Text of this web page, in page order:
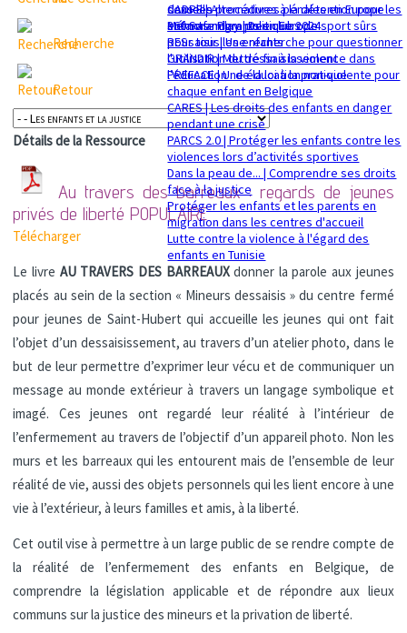
sexuelle
Mémorandum politique 2024
dans les procédures pénales en Europe
360 Safe Play | Des clubs de sport sûrs
pour tous les enfants
GRANDIR | Mettre fin à la violence dans
l’éducation : de la loi à la pratique
CADRE | Alternatives à la détention pour les
enfants migrants en Europe
RESsaisir | Une recherche pour questionner
l'utilisation du déssaisissement
PREFACE | Une éducation non-violente pour
chaque enfant en Belgique
CARES | Les droits des enfants en danger
pendant une crise
PARCS 2.0 | Protéger les enfants contre les
violences lors d’activités sportives
Dans la peau de... | Comprendre ses droits
face à la justice
Protéger les enfants et les parents en
migration dans les centres d'accueil
Lutte contre la violence à l'égard des
enfants en Tunisie
Recherche
Retour
Détails de la Ressource
Au travers des barreaux : regards de jeunes
privés de libertéPOPULAIRE
Télécharger
Le livre AU TRAVERS DES BARREAUXdonner la parole aux jeunes
placés au sein de la section « Mineurs dessaisis » du centre fermé
pour jeunes de Saint-Hubert qui accueille les jeunes qui ont fait
l’objet d’un dessaisissement, au travers d’un atelier photo, dans le
but de leur permettre d’exprimer leur vécu et de communiquer un
message au monde extérieur à travers un langage symbolique et
imagé. Ces jeunes ont regardé leur réalité à l’intérieur de
l’enfermement au travers de l’objectif d’un appareil photo. Non les
murs et les barreaux qui les entourent mais de l’ensemble de leur
réalité de vie, aussi des objets personnels qui les lient encore à une
vie à l’extérieur, à leurs familles et amis, à la liberté.
Cet outil vise à permettre à un large public de se rendre compte de
la réalité de l’enfermement des enfants en Belgique, de
comprendre la législation applicable et de répondre aux lieux
communs sur la justice des mineurs et la privation de liberté.